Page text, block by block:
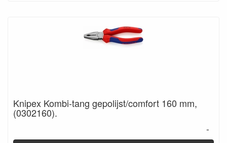
Knipex Kombi-tang gepolijst/comfort 160 mm,
(0302160).
-